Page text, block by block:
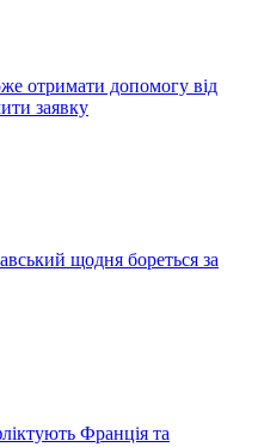
отримати допомогу від
заявку
щодня бореться за
Франція та